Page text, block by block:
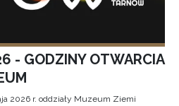
- GODZINY OTWARCIA
2026 r. oddziały Muzeum Ziemi